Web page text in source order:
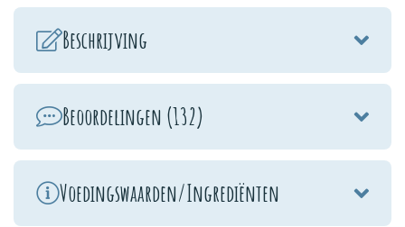
Beschrijving
Beoordelingen (132)
Voedingswaarden/Ingrediënten